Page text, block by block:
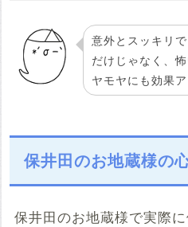
意外とスッキリ
だけじゃなく、
ヤモヤにも効果ア
保井田のお地蔵様の
保井田のお地蔵様で実際